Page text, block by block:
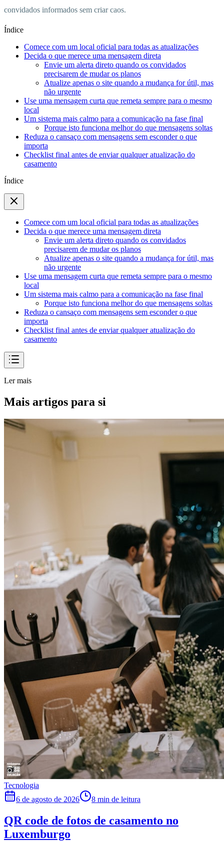
convidados informados sem criar caos.
Índice
Comece com um local oficial para todas as atualizações
Decida o que merece uma mensagem direta
Envie um alerta direto quando os convidados
precisarem de mudar os planos
Atualize apenas o site quando a mudança for útil, mas
não urgente
Use uma mensagem curta que remeta sempre para o mesmo
local
Um sistema mais calmo para a comunicação na fase final
Porque isto funciona melhor do que mensagens soltas
Reduza o cansaço com mensagens sem esconder o que
importa
Checklist final antes de enviar qualquer atualização do
casamento
Índice
Comece com um local oficial para todas as atualizações
Decida o que merece uma mensagem direta
Envie um alerta direto quando os convidados
precisarem de mudar os planos
Atualize apenas o site quando a mudança for útil, mas
não urgente
Use uma mensagem curta que remeta sempre para o mesmo
local
Um sistema mais calmo para a comunicação na fase final
Porque isto funciona melhor do que mensagens soltas
Reduza o cansaço com mensagens sem esconder o que
importa
Checklist final antes de enviar qualquer atualização do
casamento
Ler mais
Mais artigos para si
Tecnologia
6 de agosto de 2026
8 min de leitura
QR code de fotos de casamento no
Luxemburgo